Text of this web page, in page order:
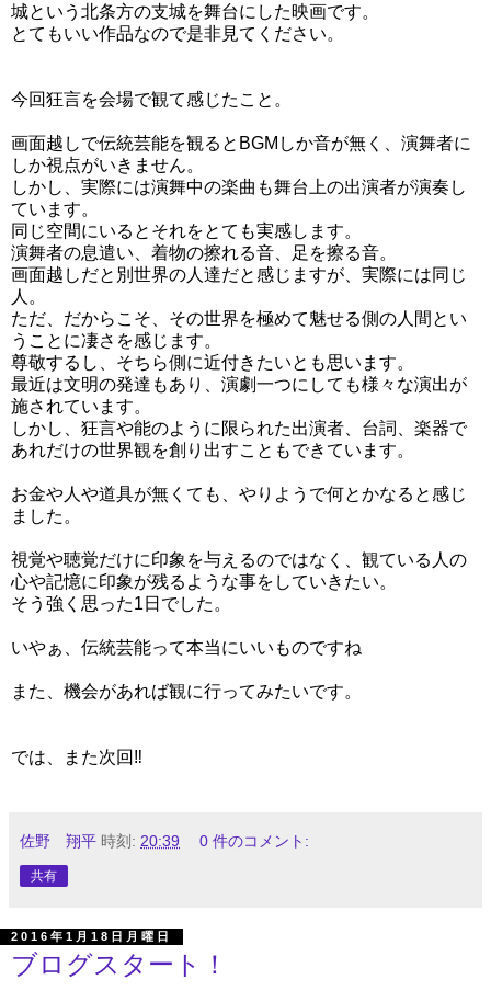
城という北条方の支城を舞台にした映画です。
とてもいい作品なので是非見てください。
今回狂言を会場で観て感じたこと。
画面越しで伝統芸能を観るとBGMしか音が無く、演舞者に
しか視点がいきません。
しかし、実際には演舞中の楽曲も舞台上の出演者が演奏し
ています。
同じ空間にいるとそれをとても実感します。
演舞者の息遣い、着物の擦れる音、足を擦る音。
画面越しだと別世界の人達だと感じますが、実際には同じ
人。
ただ、だからこそ、その世界を極めて魅せる側の人間とい
うことに凄さを感じます。
尊敬するし、そちら側に近付きたいとも思います。
最近は文明の発達もあり、演劇一つにしても様々な演出が
施されています。
しかし、狂言や能のように限られた出演者、台詞、楽器で
あれだけの世界観を創り出すこともできています。
お金や人や道具が無くても、やりようで何とかなると感じ
ました。
視覚や聴覚だけに印象を与えるのではなく、観ている人の
心や記憶に印象が残るような事をしていきたい。
そう強く思った1日でした。
いやぁ、伝統芸能って本当にいいものですね
また、機会があれば観に行ってみたいです。
では、また次回‼︎
佐野 翔平 時刻: 20:39 0 件のコメント:
共有
2016年1月18日月曜日
ブログスタート！